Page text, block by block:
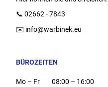
📞 02662 - 7843
✉️ info@warbinek.eu
BÜROZEITEN
Mo – Fr 08:00 – 16:00